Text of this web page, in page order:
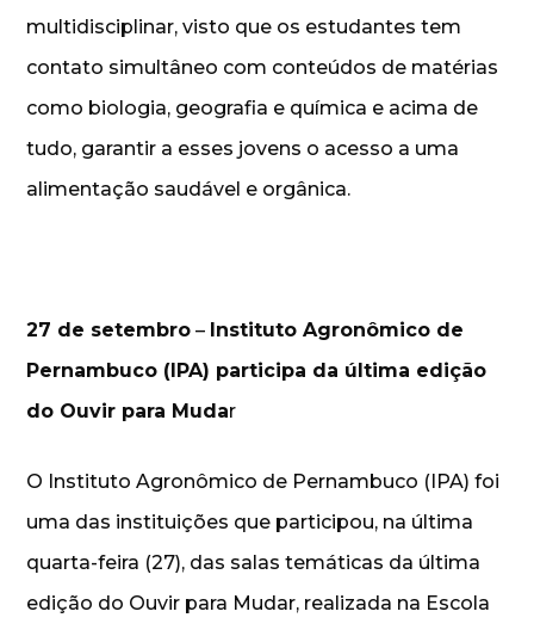
multidisciplinar, visto que os estudantes tem
contato simultâneo com conteúdos de matérias
como biologia, geografia e química e acima de
tudo, garantir a esses jovens o acesso a uma
alimentação saudável e orgânica.
27 de setembro – Instituto Agronômico de
Pernambuco (IPA) participa da última edição
do Ouvir para Mudar
O Instituto Agronômico de Pernambuco (IPA) foi
uma das instituições que participou, na última
quarta-feira (27), das salas temáticas da última
edição do Ouvir para Mudar, realizada na Escola